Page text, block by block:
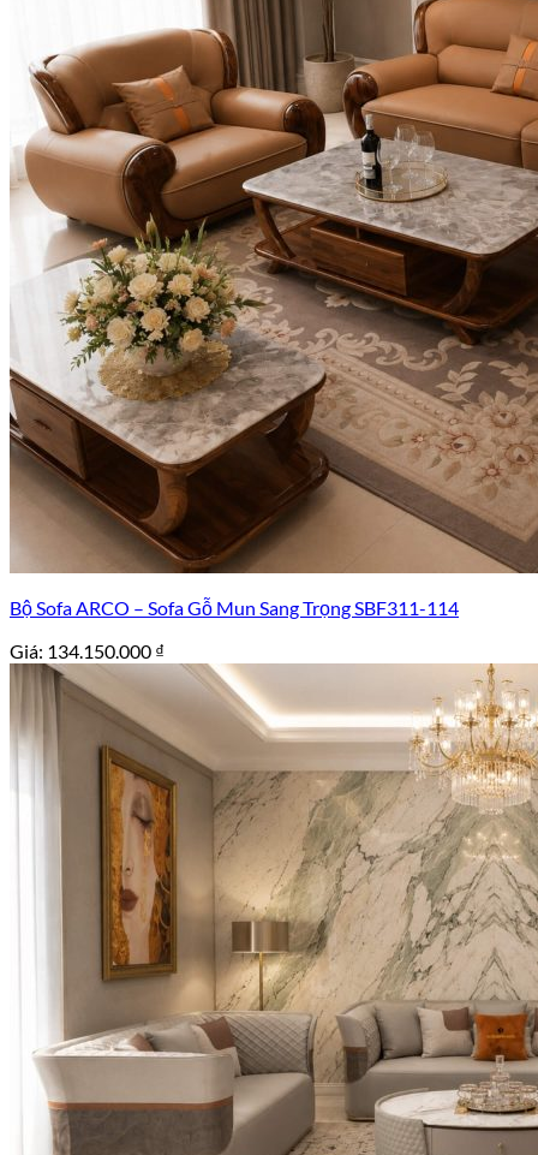
Bộ Sofa ARCO – Sofa Gỗ Mun Sang Trọng SBF311-114
Giá: 134.150.000 ₫